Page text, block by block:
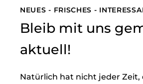
NEUES - FRISCHES -
Bleib mit uns
aktuell!
Natürlich hat nicht jeder Zeit,